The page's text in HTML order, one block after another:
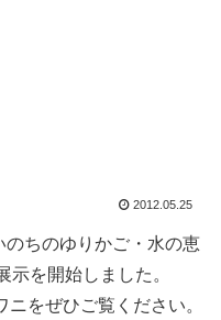
2012.05.25
ちのゆりかご・水の恵
示を開始しました。
をぜひご覧ください。